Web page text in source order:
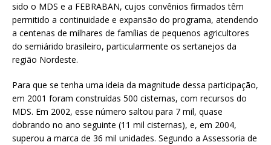
sido o MDS e a FEBRABAN, cujos convênios firmados têm
permitido a continuidade e expansão do programa, atendendo
a centenas de milhares de famílias de pequenos agricultores
do semiárido brasileiro, particularmente os sertanejos da
região Nordeste.
Para que se tenha uma ideia da magnitude dessa participação,
em 2001 foram construídas 500 cisternas, com recursos do
MDS. Em 2002, esse número saltou para 7 mil, quase
dobrando no ano seguinte (11 mil cisternas), e, em 2004,
superou a marca de 36 mil unidades. Segundo a Assessoria de